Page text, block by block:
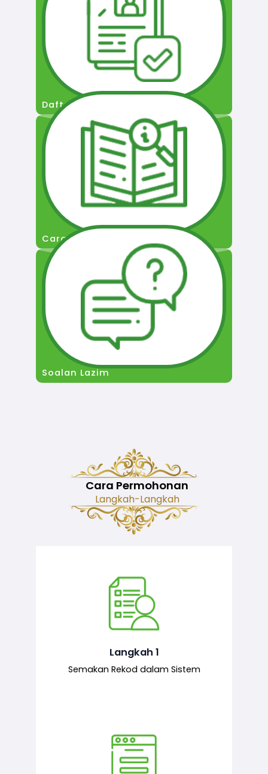
Daftar Pengguna
Cara Permohonan
Soalan Lazim
Cara Permohonan
Langkah-Langkah
Langkah 1
Semakan Rekod dalam Sistem
Semakan ke atas sejarah permohonan
yang pernah dibuat oleh pemohon,